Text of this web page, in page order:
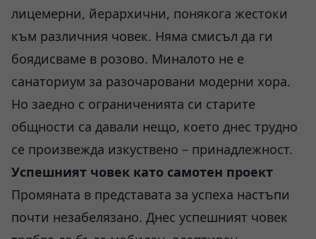
лицемерни, йерархични, понякога жестоки
към различния човек. Няма смисъл да ги
боядисваме в розово. Миналото не е
санаториум за разочаровани модерни хора.
Но заедно с ограниченията си старите
общности са давали нещо, което днес трудно
се произвежда изкуствено – принадлежност.
Успешният човек като самотен проект
Промяната в представата за успеха настъпи
почти незабелязано. Днес успешният човек